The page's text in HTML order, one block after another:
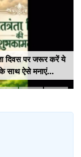
और फिर ब्लैकमेल...
दिखाया शादी का
रुपए